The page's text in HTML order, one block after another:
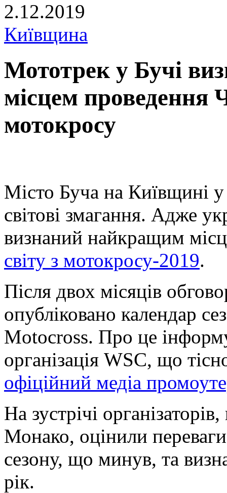
2.12.2019
Київщина
Мототрек у Бучі
місцем проведення
мотокросу
Місто Буча на Київщині
світові змагання. Адже
визнаний найкращим
світу з мотокросу-2019.
Після двох місяців
опубліковано календар
Motocross. Про це
організація WSC, що
офіційний медіа
На зустрічі
Монако, оцінили
сезону, що минув, та
рік.